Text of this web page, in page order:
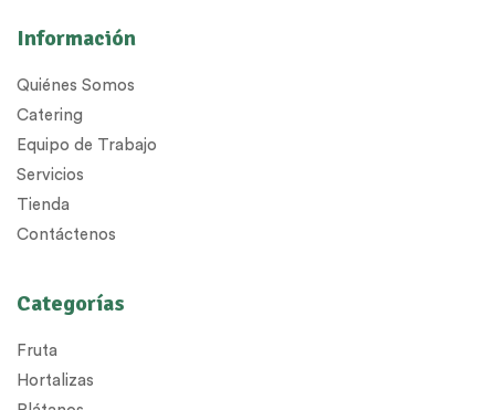
Información
Quiénes Somos
Catering
Equipo de Trabajo
Servicios
Tienda
Contáctenos
Categorías
Fruta
Hortalizas